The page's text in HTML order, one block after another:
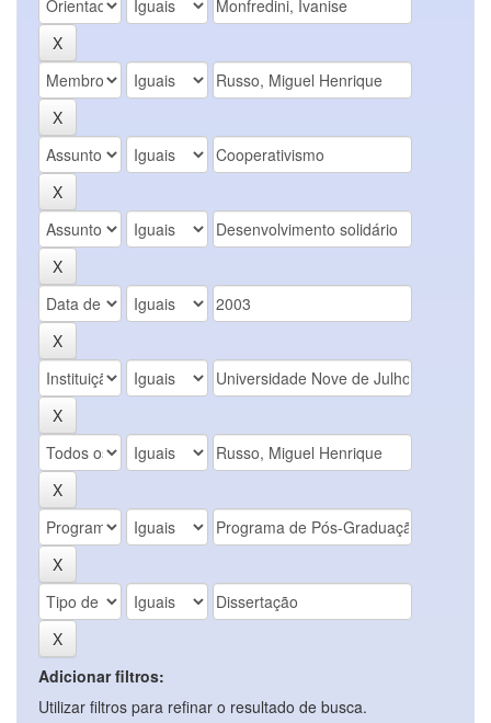
Adicionar filtros:
Utilizar filtros para refinar o resultado de busca.